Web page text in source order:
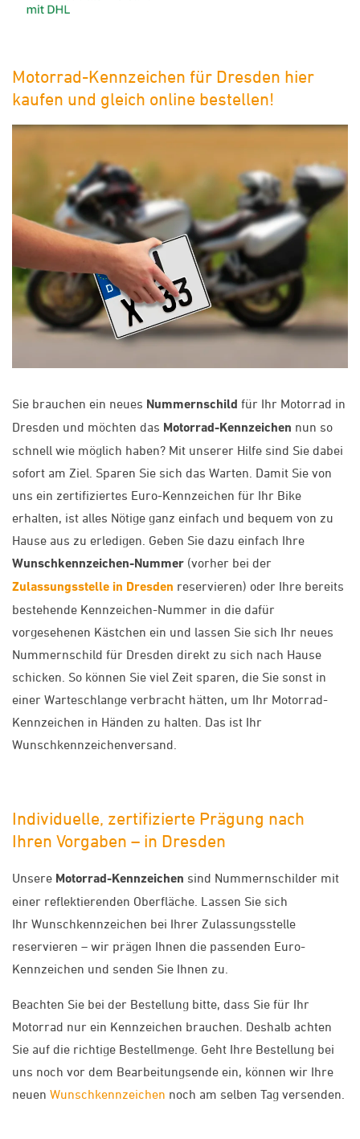
Motorrad-Kennzeichen für Dresden hier
kaufen und gleich online bestellen!
Sie brauchen ein neues Nummernschild für Ihr Motorrad in
Dresden und möchten das Motorrad-Kennzeichen nun so
schnell wie möglich haben? Mit unserer Hilfe sind Sie dabei
sofort am Ziel. Sparen Sie sich das Warten. Damit Sie von
uns ein zertifiziertes Euro-Kennzeichen für Ihr Bike
erhalten, ist alles Nötige ganz einfach und bequem von zu
Hause aus zu erledigen. Geben Sie dazu einfach Ihre
Wunschkennzeichen-Nummer (vorher bei der
Zulassungsstelle in Dresden reservieren) oder Ihre bereits
bestehende Kennzeichen-Nummer in die dafür
vorgesehenen Kästchen ein und lassen Sie sich Ihr neues
Nummernschild für Dresden direkt zu sich nach Hause
schicken. So können Sie viel Zeit sparen, die Sie sonst in
einer Warteschlange verbracht hätten, um Ihr Motorrad-
Kennzeichen in Händen zu halten. Das ist Ihr
Wunschkennzeichenversand.
Individuelle, zertifizierte Prägung nach
Ihren Vorgaben – in Dresden
Unsere Motorrad-Kennzeichen sind Nummernschilder mit
einer reflektierenden Oberfläche. Lassen Sie sich
Ihr Wunschkennzeichen bei Ihrer Zulassungsstelle
reservieren – wir prägen Ihnen die passenden Euro-
Kennzeichen und senden Sie Ihnen zu.
Beachten Sie bei der Bestellung bitte, dass Sie für Ihr
Motorrad nur ein Kennzeichen brauchen. Deshalb achten
Sie auf die richtige Bestellmenge. Geht Ihre Bestellung bei
uns noch vor dem Bearbeitungsende ein, können wir Ihre
neuen Wunschkennzeichen noch am selben Tag versenden.